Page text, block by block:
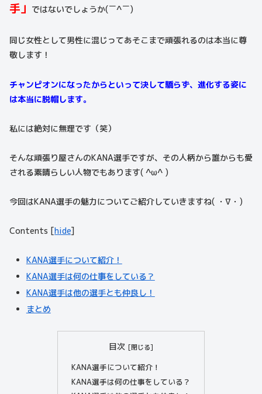
手」 ではないでしょうか(￣^￣)
同じ女性として男性に混じってあそこまで頑張れるのは本当に尊
敬します！
チャンピオンになったからといって決して驕らず、進化する姿に
は本当に脱帽します。
私には絶対に無理です（笑）
そんな頑張り屋さんのKANA選手ですが、その人柄から誰からも愛
される素晴らしい人物でもあります( ^ω^ )
今回はKANA選手の魅力についてご紹介していきますね( ・∇・)
Contents [hide]
KANA選手について紹介！
KANA選手は何の仕事をしている？
KANA選手は他の選手とも仲良し！
まとめ
目次
KANA選手について紹介！
KANA選手は何の仕事をしている？